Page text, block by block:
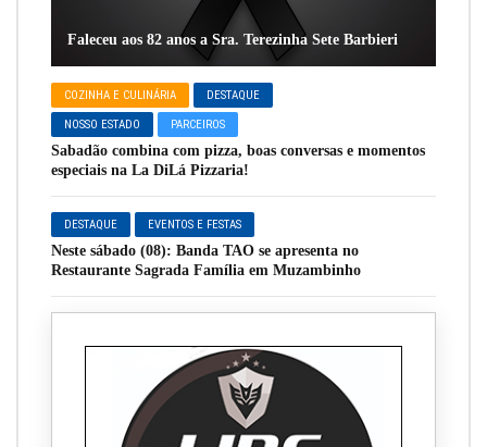
Faleceu aos 82 anos a Sra. Terezinha Sete Barbieri
COZINHA E CULINÁRIA DESTAQUE
NOSSO ESTADO PARCEIROS
Sabadão combina com pizza, boas conversas e momentos
especiais na La DiLá Pizzaria!
DESTAQUE EVENTOS E FESTAS
Neste sábado (08): Banda TAO se apresenta no
Restaurante Sagrada Família em Muzambinho